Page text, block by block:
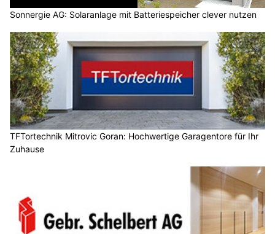
Sonnergie AG: Solaranlage mit Batteriespeicher clever nutzen
TFTortechnik Mitrovic Goran: Hochwertige Garagentore für Ihr
Zuhause